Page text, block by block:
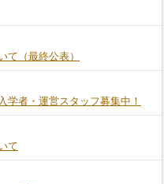
て（最終公表）
者・運営スタッフ募集中！
て